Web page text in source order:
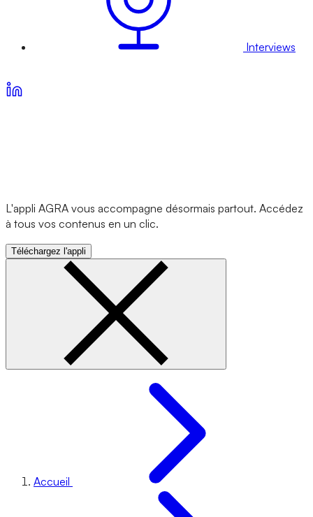
Interviews
L'appli AGRA vous accompagne désormais partout. Accédez
à tous vos contenus en un clic.
Téléchargez l'appli
Accueil